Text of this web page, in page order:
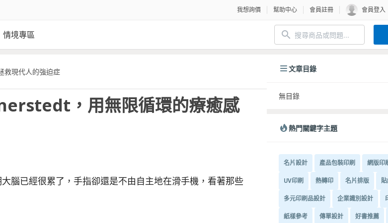
我想詢價 幫助中心 會員註冊 會員登入
情境專區
救現代人的強迫症
，用無限循環的療癒感
腦已經很累了，手指卻還是不由自主地在滑手機，看著那些
文章目錄
無目錄
熱門關鍵字主題
名片設計 產品包裝印刷 網版印
UV印刷 熱轉印 名片排版
多元印刷品設計 企業識別設計
紙樣參考 傳單設計 好書推薦